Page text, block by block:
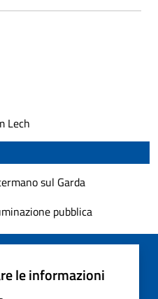
Lech
sul Garda
pubblica
le informazioni